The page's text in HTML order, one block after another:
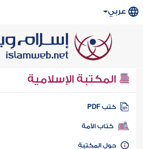
عربي
المكتبة الإسلامية
كتب PDF
كتاب الأمة